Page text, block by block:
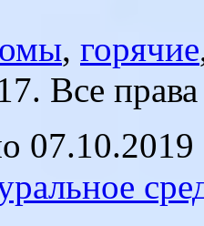
, горячие
Все
07.10.2019